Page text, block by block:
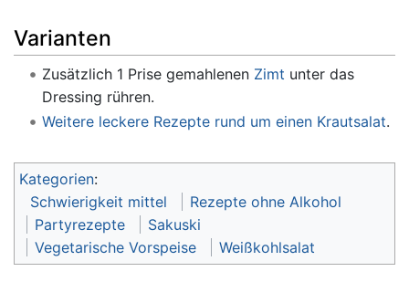
Varianten
Zusätzlich 1 Prise gemahlenen Zimt unter das
Dressing rühren.
Weitere leckere Rezepte rund um einen Krautsalat.
Kategorien:
Schwierigkeit mittel
Rezepte ohne Alkohol
Partyrezepte
Sakuski
Vegetarische Vorspeise
Weißkohlsalat